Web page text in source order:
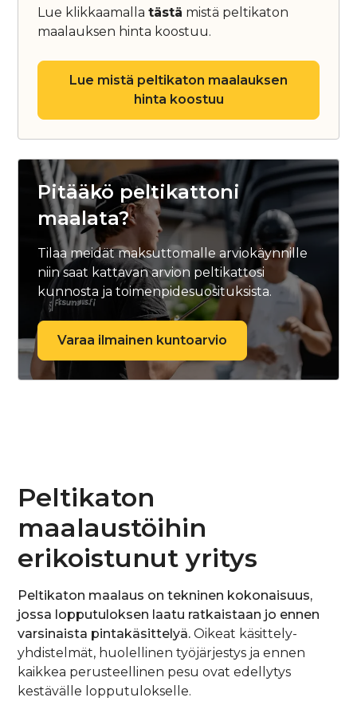
Lue klikkaamallatästä mistä peltikaton
maalauksen hinta koostuu.
Lue mistä peltikaton maalauksen
hinta koostuu
Pitääkö peltikattoni
maalata?
Tilaa meidät maksuttomalle arviokäynnille
niin saat kattavan arvion peltikattosi
kunnosta ja toimenpidesuosituksista.
Varaa ilmainen kuntoarvio
Peltikaton
maalaustöihin
erikoistunut yritys
Peltikaton maalaus on tekninen kokonaisuus,
jossa lopputuloksen laatu ratkaistaan jo ennen
varsinaista pintakäsittelyä. Oikeat käsittely-
yhdistelmät, huolellinen työjärjestys ja ennen
kaikkea perusteellinen pesu ovat edellytys
kestävälle lopputulokselle.